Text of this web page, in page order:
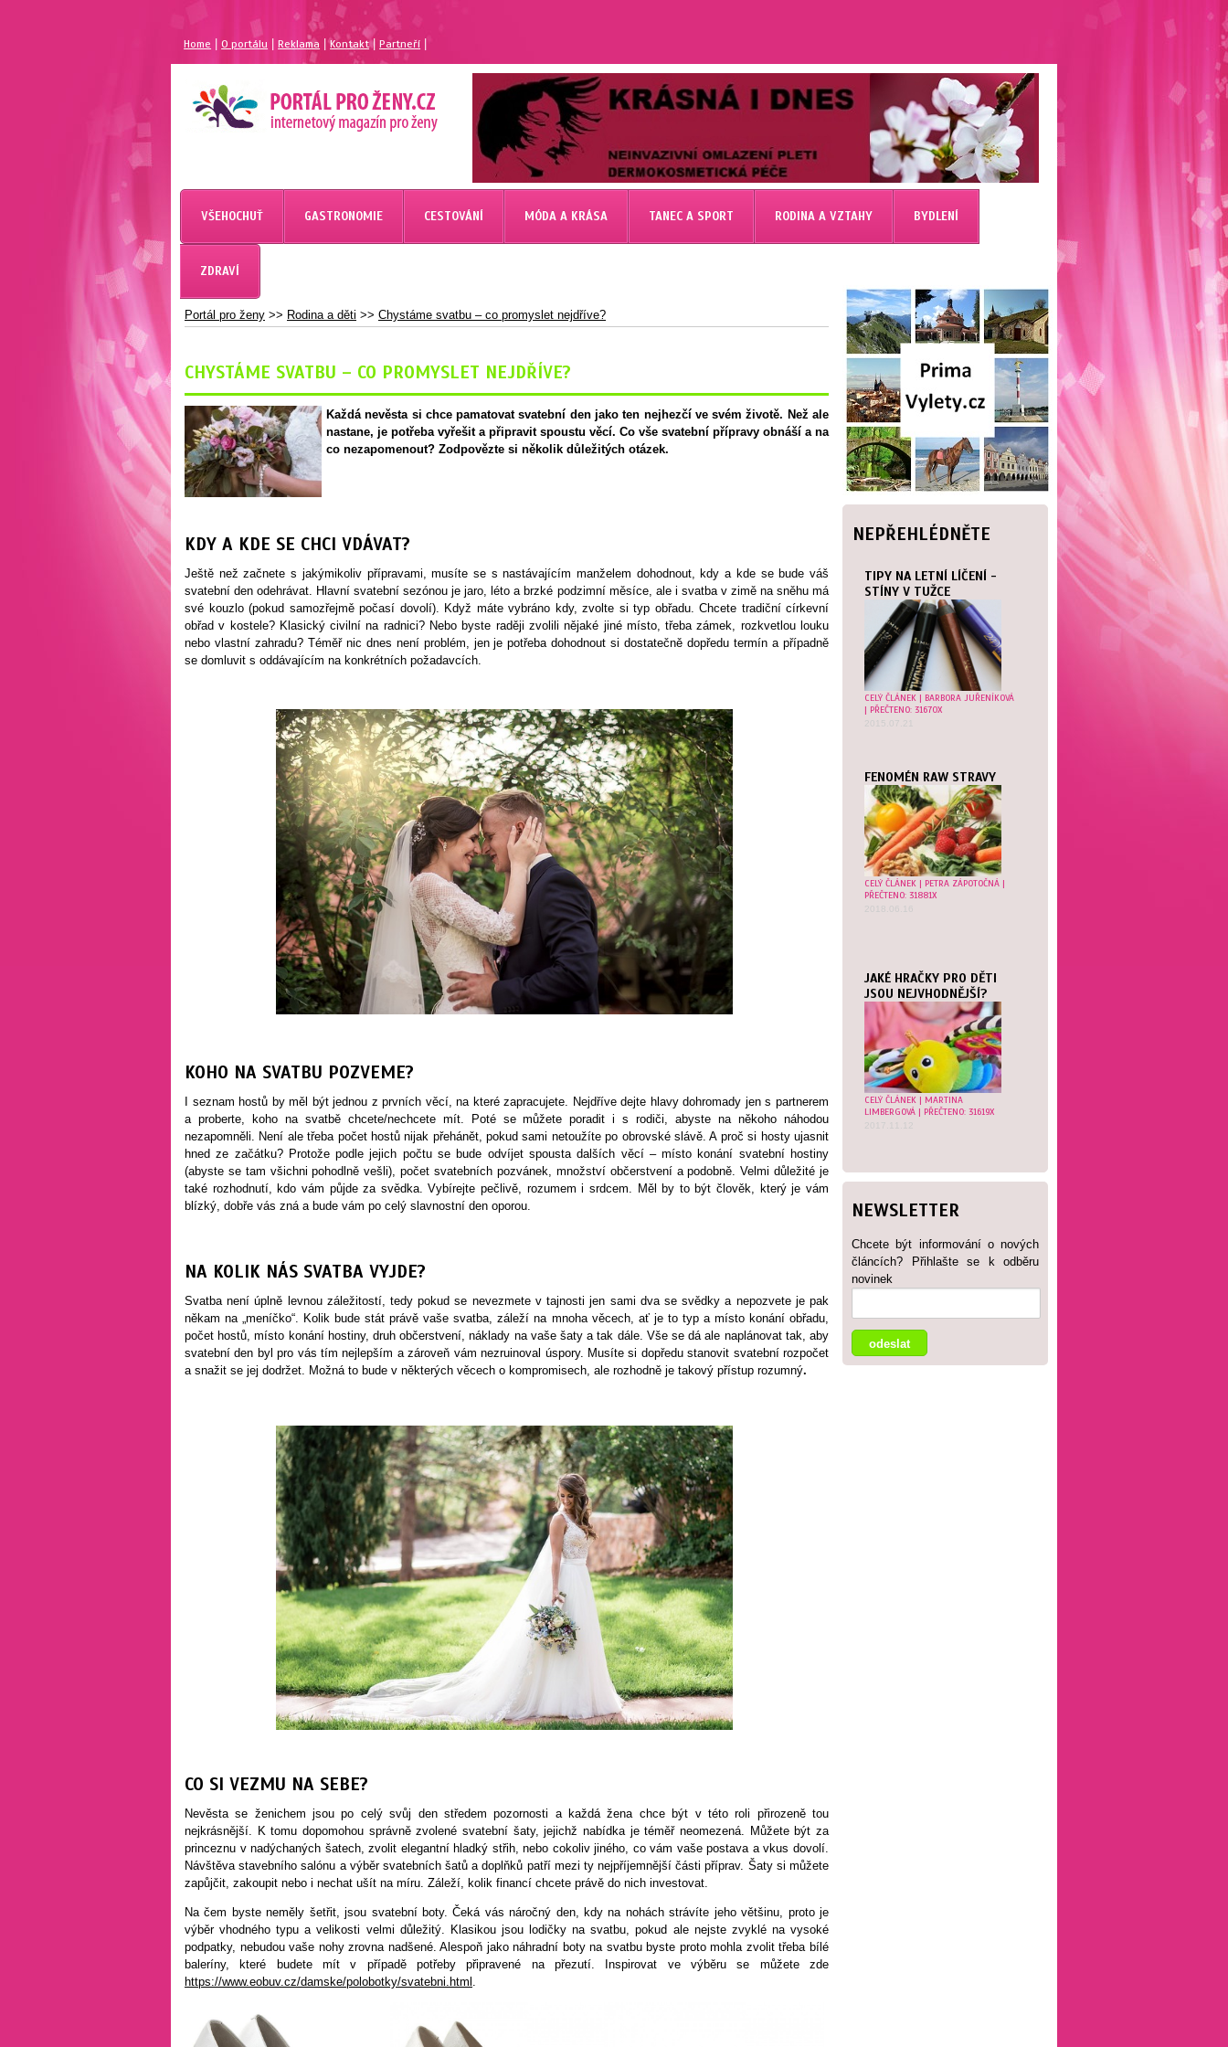
Home |O portálu Reklama Kontakt| Partneří
MAGAZÍN PRO ŽENY
PORTÁL PRO ŽENY.CZ
VŠEHOCHUŤ GASTRONOMIE CESTOVÁNÍ MÓDA A KRÁSA TANEC A SPORT RODINA A VZTAHY BYDLENÍ
ZDRAVÍ
NEPŘEHLÉDNĚTE
TIPY NA LETNÍ LÍČENÍ -
STÍNY V TUŽCE
CELÝ ČLÁNEK | BARBORA JUŘENÍKOVÁ
| PŘEČTENO: 31670X
2015.07.21
FENOMÉN RAW STRAVY
CELÝ ČLÁNEK | PETRA ZÁPOTOČNÁ |
PŘEČTENO: 31881X
2018.06.16
JAKÉ HRAČKY PRO DĚTI
JSOU NEJVHODNĚJŠÍ?
CELÝ ČLÁNEK | MARTINA
LIMBERGOVÁ | PŘEČTENO: 31619X
2017.11.12
NEWSLETTER
Chcete být informování o nových
článcích? Přihlašte se k odběru
novinek
Portál pro ženy >> Rodina a děti >> Chystáme svatbu – co promyslet nejdříve?
CHYSTÁME SVATBU – CO PROMYSLET NEJDŘÍVE?
Každá nevěsta si chce pamatovat svatební den jako ten nejhezčí ve svém životě. Než ale
nastane, je potřeba vyřešit a připravit spoustu věcí. Co vše svatební přípravy obnáší a na
co nezapomenout? Zodpovězte si několik důležitých otázek.
KDY A KDE SE CHCI VDÁVAT?
Ještě než začnete s jakýmikoliv přípravami, musíte se s nastávajícím manželem dohodnout, kdy a kde se bude váš
svatební den odehrávat. Hlavní svatební sezónou je jaro, léto a brzké podzimní měsíce, ale i svatba v zimě na sněhu má
své kouzlo (pokud samozřejmě počasí dovolí). Když máte vybráno kdy, zvolte si typ obřadu. Chcete tradiční církevní
obřad v kostele? Klasický civilní na radnici? Nebo byste raději zvolili nějaké jiné místo, třeba zámek, rozkvetlou louku
nebo vlastní zahradu? Téměř nic dnes není problém, jen je potřeba dohodnout si dostatečně dopředu termín a případně
se domluvit s oddávajícím na konkrétních požadavcích.
KOHO NA SVATBU POZVEME?
I seznam hostů by měl být jednou z prvních věcí, na které zapracujete. Nejdříve dejte hlavy dohromady jen s partnerem
a proberte, koho na svatbě chcete/nechcete mít. Poté se můžete poradit i s rodiči, abyste na někoho náhodou
nezapomněli. Není ale třeba počet hostů nijak přehánět, pokud sami netoužíte po obrovské slávě. A proč si hosty ujasnit
hned ze začátku? Protože podle jejich počtu se bude odvíjet spousta dalších věcí – místo konání svatební hostiny
(abyste se tam všichni pohodlně vešli), počet svatebních pozvánek, množství občerstvení a podobně. Velmi důležité je
také rozhodnutí, kdo vám půjde za svědka. Vybírejte pečlivě, rozumem i srdcem. Měl by to být člověk, který je vám
blízký, dobře vás zná a bude vám po celý slavnostní den oporou.
NA KOLIK NÁS SVATBA VYJDE?
Svatba není úplně levnou záležitostí, tedy pokud se nevezmete v tajnosti jen sami dva se svědky a nepozvete je pak
někam na „meníčko“. Kolik bude stát právě vaše svatba, záleží na mnoha věcech, ať je to typ a místo konání obřadu,
počet hostů, místo konání hostiny, druh občerstvení, náklady na vaše šaty a tak dále. Vše se dá ale naplánovat tak, aby
svatební den byl pro vás tím nejlepším a zároveň vám nezruinoval úspory. Musíte si dopředu stanovit svatební rozpočet
a snažit se jej dodržet. Možná to bude v některých věcech o kompromisech, ale rozhodně je takový přístup rozumný.
CO SI VEZMU NA SEBE?
Nevěsta se ženichem jsou po celý svůj den středem pozornosti a každá žena chce být v této roli přirozeně tou
nejkrásnější. K tomu dopomohou správně zvolené svatební šaty, jejichž nabídka je téměř neomezená. Můžete být za
princeznu v nadýchaných šatech, zvolit elegantní hladký střih, nebo cokoliv jiného, co vám vaše postava a vkus dovolí.
Návštěva stavebního salónu a výběr svatebních šatů a doplňků patří mezi ty nejpříjemnější části příprav. Šaty si můžete
zapůjčit, zakoupit nebo i nechat ušít na míru. Záleží, kolik financí chcete právě do nich investovat.
Na čem byste neměly šetřit, jsou svatební boty. Čeká vás náročný den, kdy na nohách strávíte jeho většinu, proto je
výběr vhodného typu a velikosti velmi důležitý. Klasikou jsou lodičky na svatbu, pokud ale nejste zvyklé na vysoké
podpatky, nebudou vaše nohy zrovna nadšené. Alespoň jako náhradní boty na svatbu byste proto mohla zvolit třeba bílé
baleríny, které budete mít v případě potřeby připravené na přezutí. Inspirovat ve výběru se můžete zde
https://www.eobuv.cz/damske/polobotky/svatebni.html .